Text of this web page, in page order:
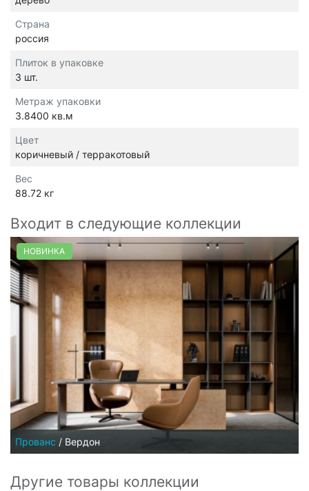
Страна
россия
Плиток в упаковке
3 шт.
Метраж упаковки
3.8400 кв.м
Цвет
коричневый / терракотовый
Вес
88.72 кг
Входит в следующие коллекции
НОВИНКА
Прованс / Вердон
Другие товары коллекции